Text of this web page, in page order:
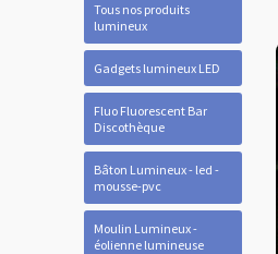
Tous nos produits
lumineux
Gadgets lumineux LED
Fluo Fluorescent Bar
Discothèque
Bâton Lumineux - led -
mousse-pvc
Moulin Lumineux -
éolienne lumineuse